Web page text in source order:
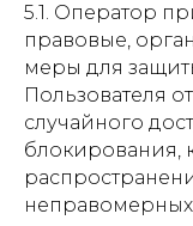
5.1. Оператор
правовые,
меры для
Пользователя
случайного
блокирования,